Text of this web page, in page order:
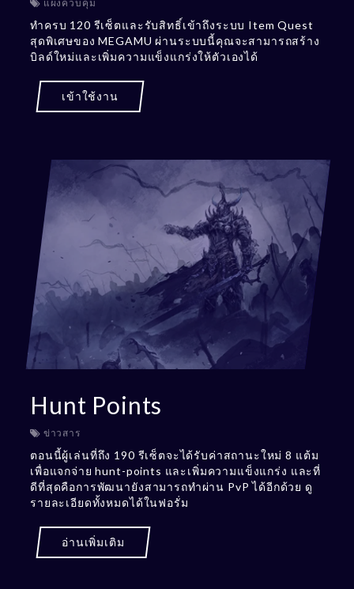
แผงควบคุม
ทำครบ 120 รีเซ็ตและรับสิทธิ์เข้าถึงระบบ Item Quest
สุดพิเศษของ MEGAMU ผ่านระบบนี้คุณจะสามารถสร้าง
บิลด์ใหม่และเพิ่มความแข็งแกร่งให้ตัวเองได้
เข้าใช้งาน
Hunt Points
ข่าวสาร
ตอนนี้ผู้เล่นที่ถึง 190 รีเซ็ตจะได้รับค่าสถานะใหม่ 8 แต้ม
เพื่อแจกจ่าย hunt-points และเพิ่มความแข็งแกร่ง และที่
ดีที่สุดคือการพัฒนายังสามารถทำผ่าน PvP ได้อีกด้วย ดู
รายละเอียดทั้งหมดได้ในฟอรั่ม
อ่านเพิ่มเติม